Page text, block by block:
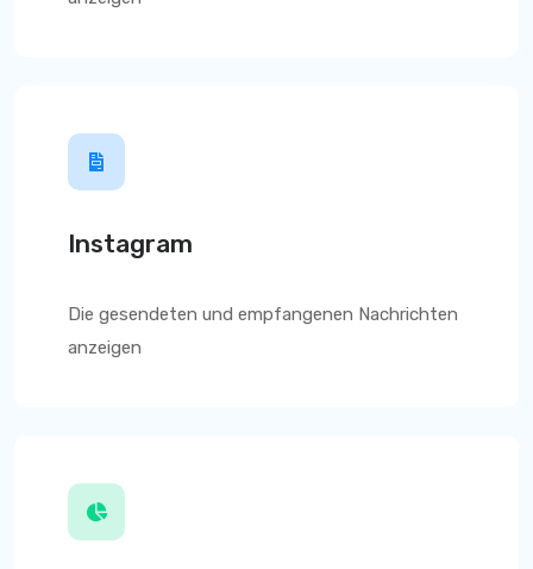
Instagram
Die gesendeten und empfangenen Nachrichten
anzeigen